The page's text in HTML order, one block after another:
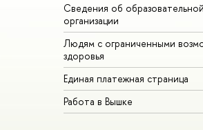
Сведения об образовательной
организации
Людям с ограниченными
здоровья
Единая платежная страница
Работа в Вышке